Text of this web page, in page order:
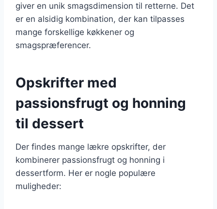
giver en unik smagsdimension til retterne. Det
er en alsidig kombination, der kan tilpasses
mange forskellige køkkener og
smagspræferencer.
Opskrifter med
passionsfrugt og honning
til dessert
Der findes mange lækre opskrifter, der
kombinerer passionsfrugt og honning i
dessertform. Her er nogle populære
muligheder: